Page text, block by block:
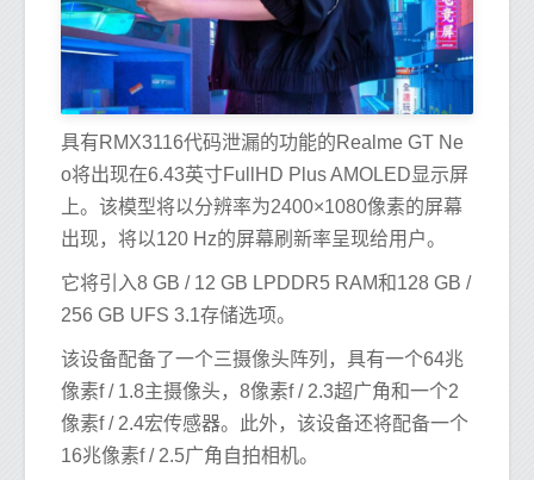
具有RMX3116代码泄漏的功能的Realme GT Ne
o将出现在6.43英寸FullHD Plus AMOLED显示屏
上。该模型将以分辨率为2400×1080像素的屏幕
出现，将以120 Hz的屏幕刷新率呈现给用户。
它将引入8 GB / 12 GB LPDDR5 RAM和128 GB /
256 GB UFS 3.1存储选项。
该设备配备了一个三摄像头阵列，具有一个64兆
像素f / 1.8主摄像头，8像素f / 2.3超广角和一个2
像素f / 2.4宏传感器。此外，该设备还将配备一个
16兆像素f / 2.5广角自拍相机。